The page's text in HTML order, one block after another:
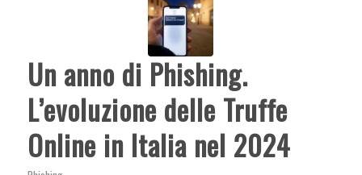
Un anno di Phishing.
L’evoluzione delle Truffe
Online in Italia nel 2024